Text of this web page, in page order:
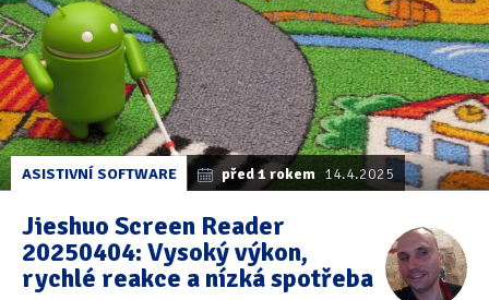
ASISTIVNÍ SOFTWARE před 1 rokem 14.4.2025
Jieshuo Screen Reader
20250404: Vysoký výkon,
rychlé reakce a nízká spotřeba